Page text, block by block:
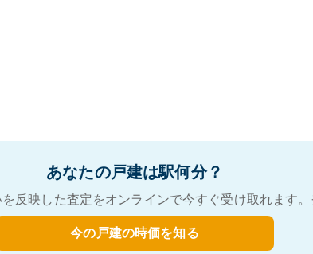
あなたの戸建は駅何分？
反映した査定をオンラインで今すぐ受け取れます。
今の戸建の時価を知る